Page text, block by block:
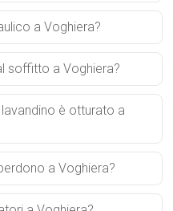
a Voghiera?
soffitto a Voghiera?
è otturato a
a Voghiera?